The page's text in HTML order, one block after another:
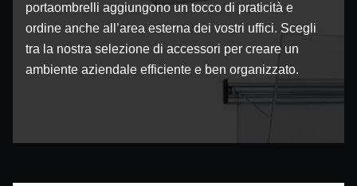
portaombrelli aggiungono un tocco di praticità e
ordine anche all’area esterna dei vostri uffici. Scegli
tra la nostra selezione di accessori per creare un
ambiente aziendale efficiente e ben organizzato.